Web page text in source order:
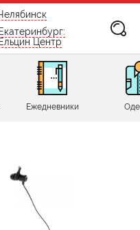
России
Екатеринбург:
Ельцин Центр
Ежедневники